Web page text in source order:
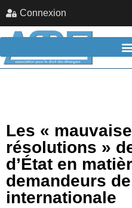
Connexion
Les «
résolutions »
d’État en
demandeurs
internationale